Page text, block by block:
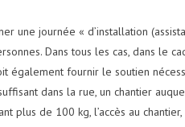
une journée « d’installation
Dans tous les cas, dans le
également fournir le soutien
dans la rue, un chantier
plus de 100 kg, l’accès au